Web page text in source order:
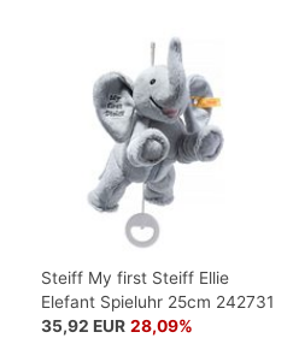
Steiff My first Steiff Ellie
Elefant Spieluhr 25cm 242731
35,92 EUR 28,09%